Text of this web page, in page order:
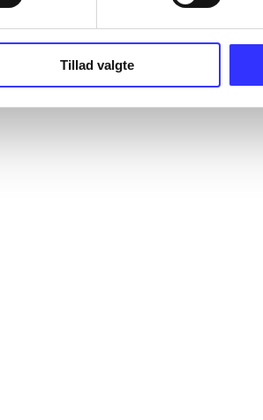
Tillad valgte